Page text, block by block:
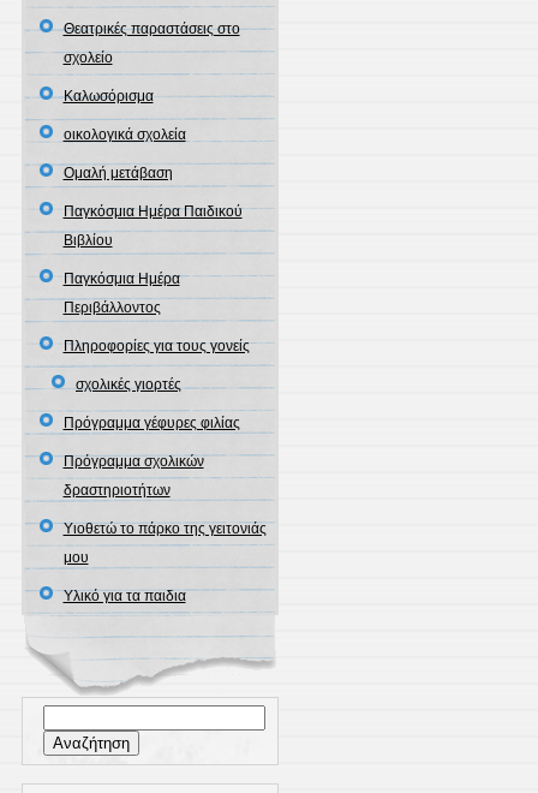
Θεατρικές παραστάσεις στο
σχολείο
Καλωσόρισμα
οικολογικά σχολεία
Ομαλή μετάβαση
Παγκόσμια Ημέρα Παιδικού
Βιβλίου
Παγκόσμια Ημέρα
Περιβάλλοντος
Πληροφορίες για τους γονείς
σχολικές γιορτές
Πρόγραμμα γέφυρες φιλίας
Πρόγραμμα σχολικών
δραστηριοτήτων
Υιοθετώ το πάρκο της γειτονιάς
μου
Υλικό για τα παιδια
για: